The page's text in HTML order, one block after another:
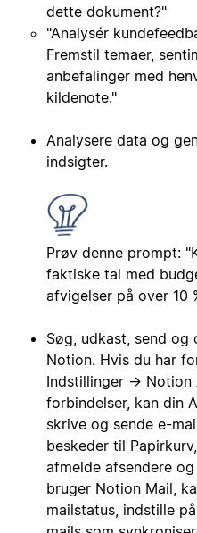
dette dokument?"
"Analysér
Fremstil temaer,
anbefalinger med
kildenote."
Analysere data og
indsigter.
Prøv denne prompt:
faktiske tal med
afvigelser på over 10
Søg, udkast, send og
Notion. Hvis du har
Indstillinger →
forbindelser, kan din
skrive og sende e-
beskeder til
afmelde afsendere
bruger Notion Mail,
mailstatus, indstille